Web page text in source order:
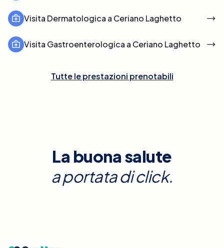
Visita Dermatologica a Ceriano Laghetto
Visita Gastroenterologica a Ceriano Laghetto
Tutte le prestazioni prenotabili
La buona salute
a portata di click.